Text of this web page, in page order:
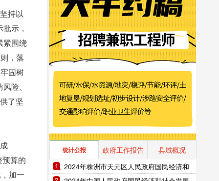
持以
示，
紧围绕
，落
固树
险、
了坚
算的
加一
统计公报 政府工作报告
县域概况
2024年株洲市天元区人民政府国民经济和